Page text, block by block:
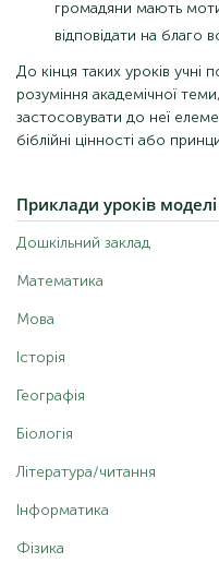
громадяни мають
відповідати на благо
До кінця таких уроків учні
розуміння академічної
застосовувати до неї
біблійні цінності або
Приклади уроків
Дошкільний заклад
Математика
Мова
Історія
Географія
Біологія
Література/читання
Інформатика
Фізика